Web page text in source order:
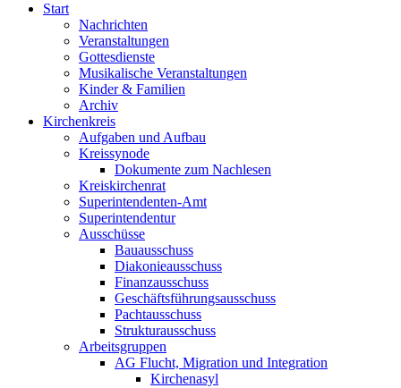
Start
Nachrichten
Veranstaltungen
Gottesdienste
Musikalische Veranstaltungen
Kinder & Familien
Archiv
Kirchenkreis
Aufgaben und Aufbau
Kreissynode
Dokumente zum Nachlesen
Kreiskirchenrat
Superintendenten-Amt
Superintendentur
Ausschüsse
Bauausschuss
Diakonieausschuss
Finanzausschuss
Geschäftsführungsausschuss
Pachtausschuss
Strukturausschuss
Arbeitsgruppen
AG Flucht, Migration und Integration
Kirchenasyl